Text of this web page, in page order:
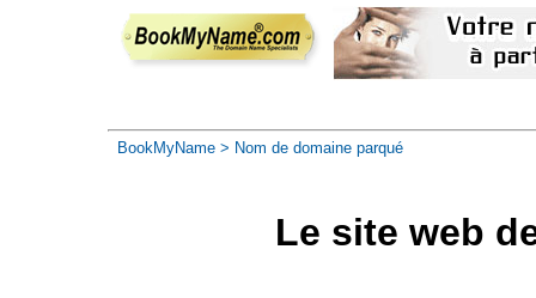
BookMyName > Nom de domaine parqué
Le site web